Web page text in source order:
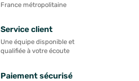
France métropolitaine
Service client
Une équipe disponible et
qualifiée à votre écoute
Paiement sécurisé